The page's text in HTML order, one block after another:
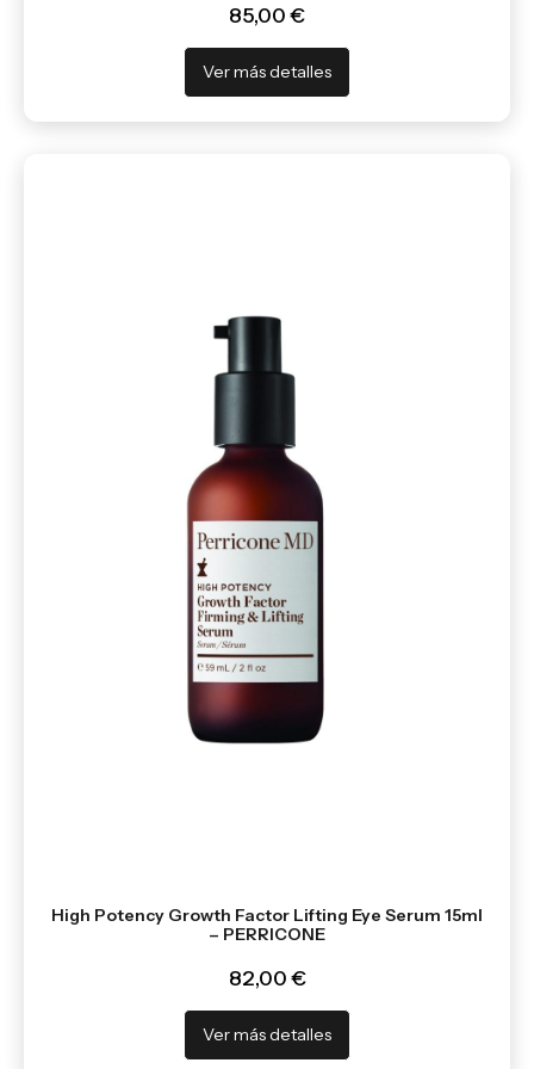
85,00 €
Ver más detalles
High Potency Growth Factor Lifting Eye Serum 15ml
– PERRICONE
82,00 €
Ver más detalles